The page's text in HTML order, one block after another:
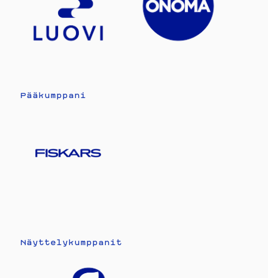
Pääkumppani
Näyttelykumppanit